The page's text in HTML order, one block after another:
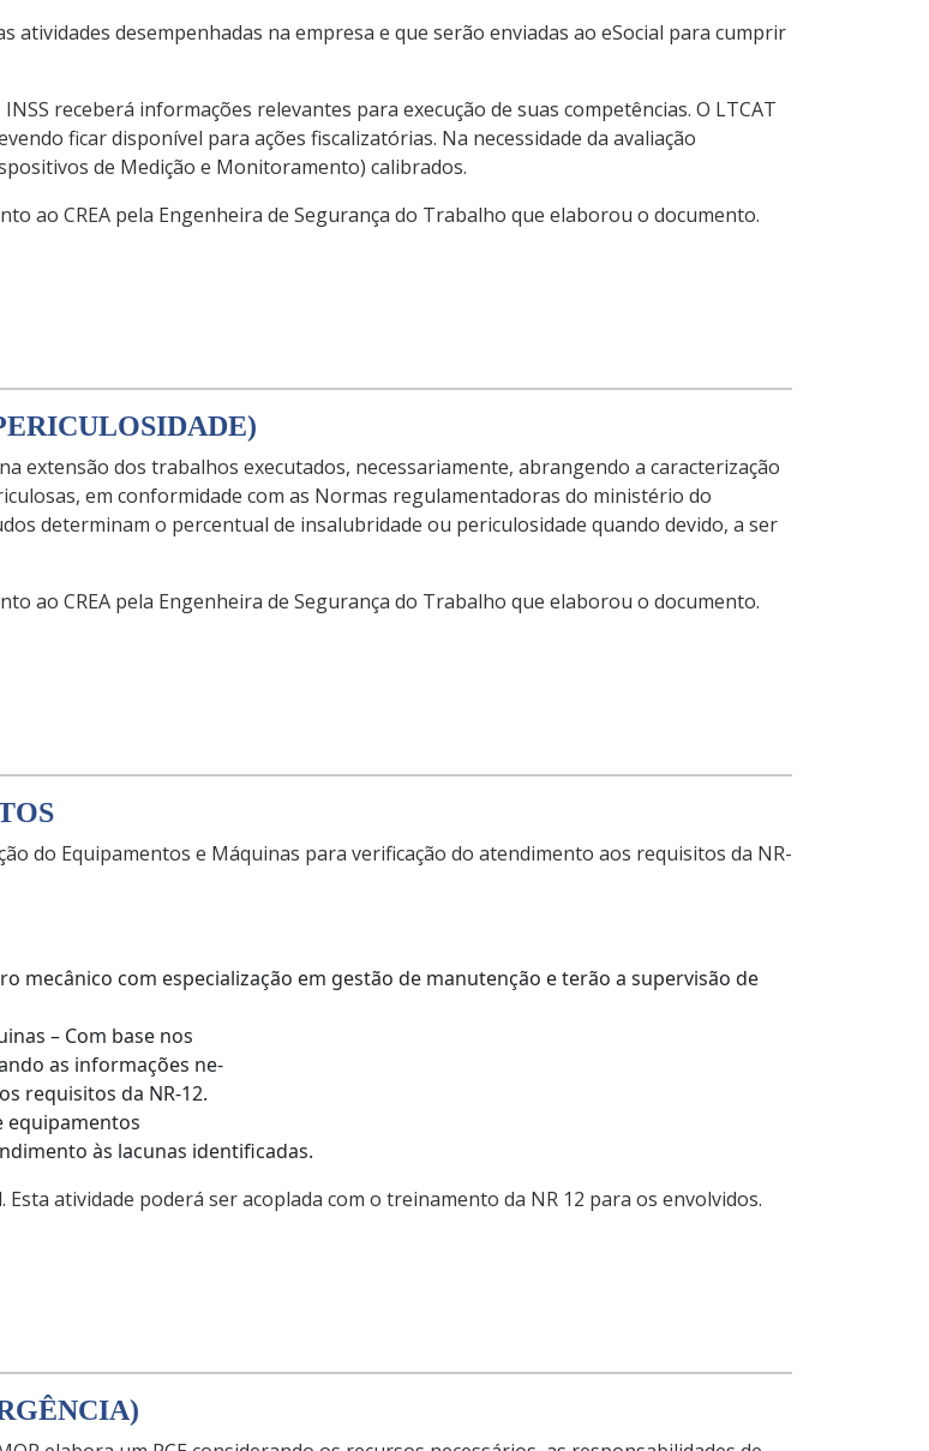
atividades desempenhadas na empresa e que serão enviadas ao eSocial para cumprir
receberá informações relevantes para execução de suas competências. O LTCAT
ficar disponível para ações fiscalizatórias. Na necessidade da avaliação
de Medição e Monitoramento) calibrados.
ao CREA pela Engenheira de Segurança do Trabalho que elaborou o documento.
extensão dos trabalhos executados, necessariamente, abrangendo a caracterização
em conformidade com as Normas regulamentadoras do ministério do
determinam o percentual de insalubridade ou periculosidade quando devido, a ser
ao CREA pela Engenheira de Segurança do Trabalho que elaborou o documento.
do Equipamentos e Máquinas para verificação do atendimento aos requisitos da NR-
mecânico com especialização em gestão de manutenção e terão a supervisão de
– Com base nos
as informações ne-
requisitos da NR-12.
equipamentos
às lacunas identificadas.
atividade poderá ser acoplada com o treinamento da NR 12 para os envolvidos.